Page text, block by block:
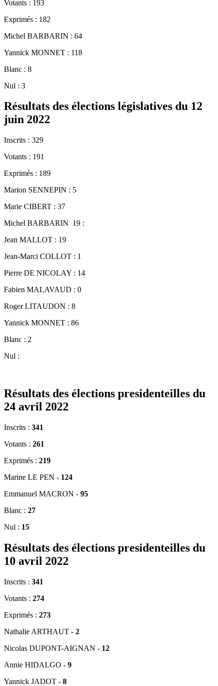
Votants : 193
Exprimés : 182
Michel BARBARIN : 64
Yannick MONNET : 118
Blanc : 8
Nul : 3
Résultats des élections législatives du 12
juin 2022
Inscrits : 329
Votants : 191
Exprimés : 189
Marion SENNEPIN : 5
Marie CIBERT : 37
Michel BARBARIN 19 :
Jean MALLOT : 19
Jean-Marci COLLOT : 1
Pierre DE NICOLAY : 14
Fabien MALAVAUD : 0
Roger LITAUDON : 8
Yannick MONNET : 86
Blanc : 2
Nul :
Résultats des élections presidenteilles du
24 avril 2022
Inscrits : 341
Votants : 261
Exprimés : 219
Marine LE PEN - 124
Emmanuel MACRON - 95
Blanc : 27
Nul : 15
Résultats des élections presidenteilles du
10 avril 2022
Inscrits : 341
Votants : 274
Exprimés : 273
Nathalie ARTHAUT - 2
Nicolas DUPONT-AIGNAN - 12
Annie HIDALGO - 9
Yannick JADOT - 8